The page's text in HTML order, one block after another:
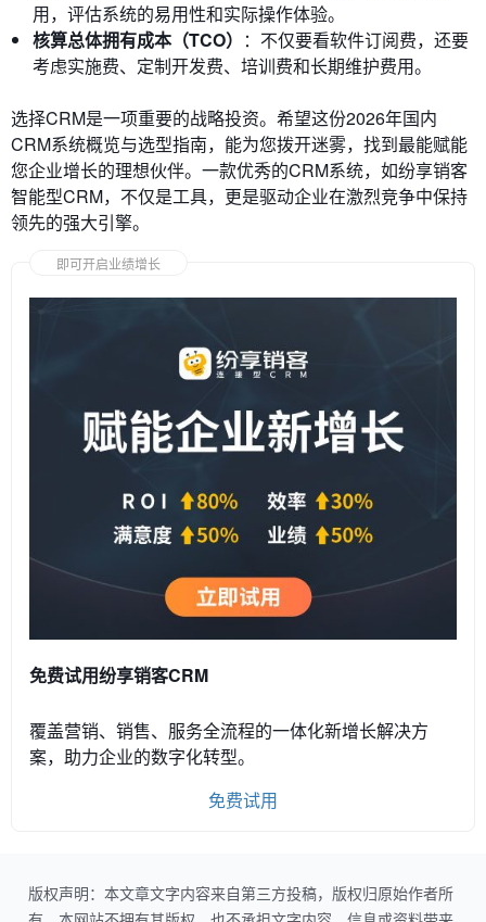
用，评估系统的易用性和实际操作体验。
核算总体拥有成本（TCO） ：不仅要看软件订阅费，还要
考虑实施费、定制开发费、培训费和长期维护费用。
选择CRM是一项重要的战略投资。希望这份2026年国内
CRM系统概览与选型指南，能为您拨开迷雾，找到最能赋能
您企业增长的理想伙伴。一款优秀的CRM系统，如纷享销客
智能型CRM，不仅是工具，更是驱动企业在激烈竞争中保持
领先的强大引擎。
即可开启业绩增长
免费试用纷享销客CRM
覆盖营销、销售、服务全流程的一体化新增长解决方
案，助力企业的数字化转型。
免费试用
版权声明：本文章文字内容来自第三方投稿，版权归原始作者所